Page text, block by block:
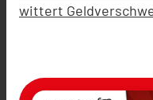
wittert